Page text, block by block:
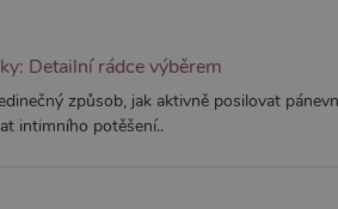
Detailní rádce výběrem
způsob, jak aktivně posilovat
intimního potěšení..